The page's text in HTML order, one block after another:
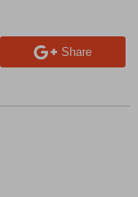
Share